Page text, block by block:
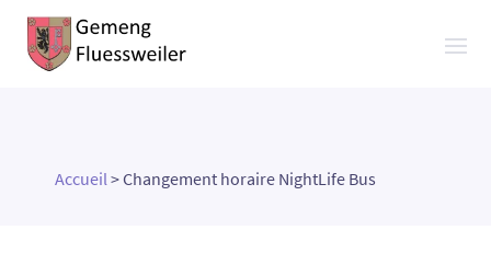
Accueil>Changement horaire NightLife Bus